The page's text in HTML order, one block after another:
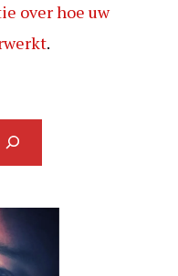
over hoe uw
.